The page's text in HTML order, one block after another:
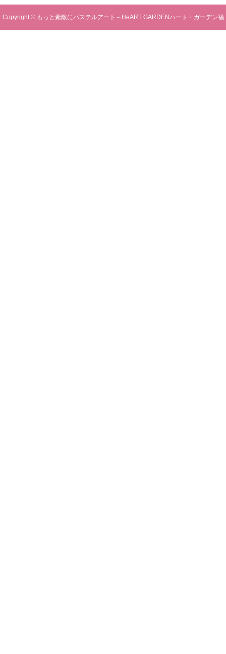
Copyright © もっと素敵にパステルアート～HeART GARDENハート・ガーデン福